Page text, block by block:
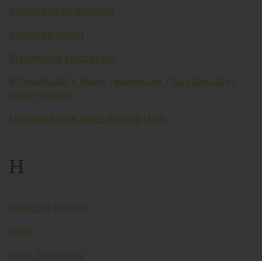
Молиявий хизматлар
Монетар олтин
Муаммоли кредитлар
Муомаладаги (банк тизимидан ташқаридаги)
нақд пуллар
Муомаладаги нақд пуллар (М0)
Н
Нақдсиз пуллар
Нарх
Нарх белгилаш